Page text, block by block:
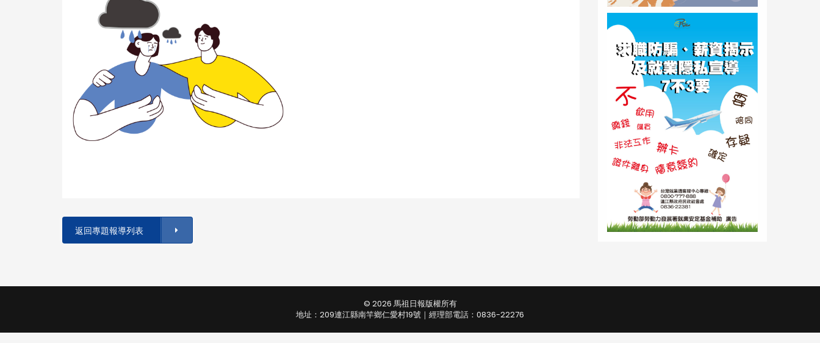
返回專題報導列表
© 2026 馬祖日報版權所有
地址：209連江縣南竿鄉仁愛村19號｜經理部電話：0836-22276